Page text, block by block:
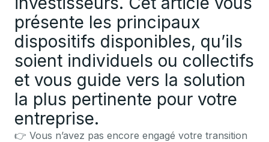
présente les principaux
dispositifs disponibles, qu’ils
soient individuels ou collectifs
et vous guide vers la solution
la plus pertinente pour votre
entreprise.
👉 Vous n’avez pas encore engagé votre transition